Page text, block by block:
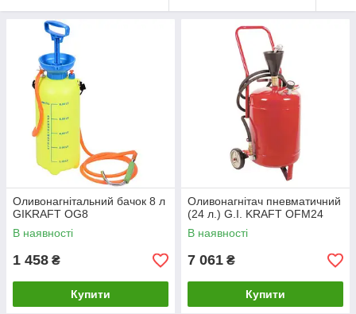
Оливонагнітальний бачок 8 л
GIKRAFT OG8
В наявності
1 458 ₴
Купити
Оливонагнітач пневматичний
(24 л.) G.I. KRAFT OFM24
В наявності
7 061 ₴
Купити